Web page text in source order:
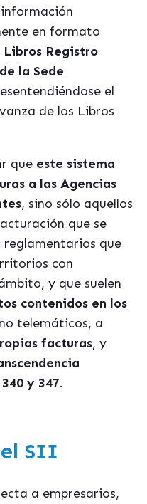
en formato
Libros Registro
la Sede
el
de los Libros
que este sistema
a las Agencias
, sino sólo aquellos
que se
reglamentarios que
con
y que suelen
contenidos en los
no telemáticos, a
facturas, y
y 347.
SII
a empresarios,